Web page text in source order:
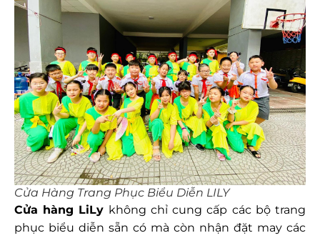
Cửa Hàng Trang Phục Biểu Diễn LILY
Cửa hàng LiLy không chỉ cung cấp các bộ trang
phục biểu diễn sẵn có mà còn nhận đặt may các